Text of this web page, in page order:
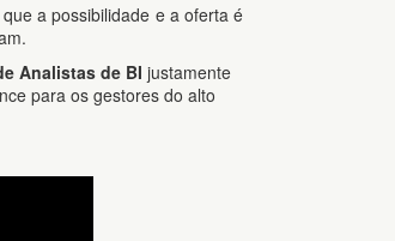
a possibilidade e a oferta é
Analistas de BI justamente
para os gestores do alto